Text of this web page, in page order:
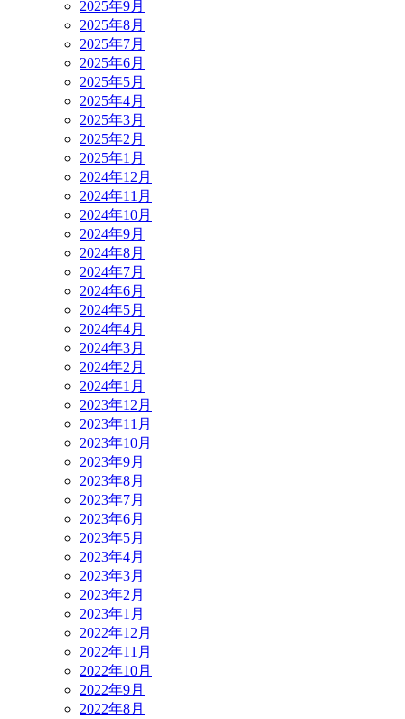
2025年9月
2025年8月
2025年7月
2025年6月
2025年5月
2025年4月
2025年3月
2025年2月
2025年1月
2024年12月
2024年11月
2024年10月
2024年9月
2024年8月
2024年7月
2024年6月
2024年5月
2024年4月
2024年3月
2024年2月
2024年1月
2023年12月
2023年11月
2023年10月
2023年9月
2023年8月
2023年7月
2023年6月
2023年5月
2023年4月
2023年3月
2023年2月
2023年1月
2022年12月
2022年11月
2022年10月
2022年9月
2022年8月